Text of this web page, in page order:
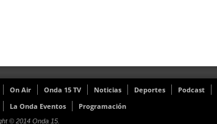
On Air Onda 15 TV Noticias Deportes Podcast
La Onda Eventos Programación
© 2014 Onda 15.